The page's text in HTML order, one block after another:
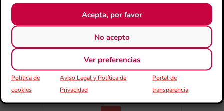
Acepta, por favor
No acepto
Ver preferencias
Política de
cookies
Aviso Legal y Política de
Privacidad
Portal de
transparencia
COMPARTIR ESTE EVENTO